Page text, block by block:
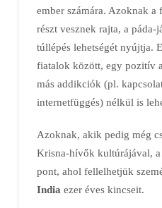
ember számára. Azoknak
részt vesznek rajta, a
túllépés lehetségét nyújtja.
fiatalok között, egy pozitív
más addikciók (pl.
internetfüggés) nélkül is
Azoknak, akik pedig még
Krisna-hívők kultúrájával,
pont, ahol fellelhetjük
India ezer éves kincseit.